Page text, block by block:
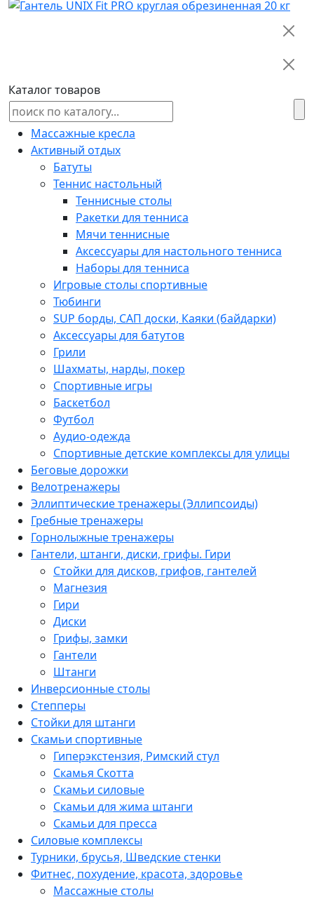
Каталог товаров
Массажные кресла
Активный отдых
Батуты
Теннис настольный
Теннисные столы
Ракетки для тенниса
Мячи теннисные
Аксессуары для настольного тенниса
Наборы для тенниса
Игровые столы спортивные
Тюбинги
SUP борды, САП доски, Каяки (байдарки)
Аксессуары для батутов
Грили
Шахматы, нарды, покер
Спортивные игры
Баскетбол
Футбол
Аудио-одежда
Спортивные детские комплексы для улицы
Беговые дорожки
Велотренажеры
Эллиптические тренажеры (Эллипсоиды)
Гребные тренажеры
Горнолыжные тренажеры
Гантели, штанги, диски, грифы. Гири
Стойки для дисков, грифов, гантелей
Магнезия
Гири
Диски
Грифы, замки
Гантели
Штанги
Инверсионные столы
Степперы
Стойки для штанги
Скамьи спортивные
Гиперэкстензия, Римский стул
Скамья Скотта
Скамьи силовые
Скамьи для жима штанги
Скамьи для пресса
Силовые комплексы
Турники, брусья, Шведские стенки
Фитнес, похудение, красота, здоровье
Массажные столы